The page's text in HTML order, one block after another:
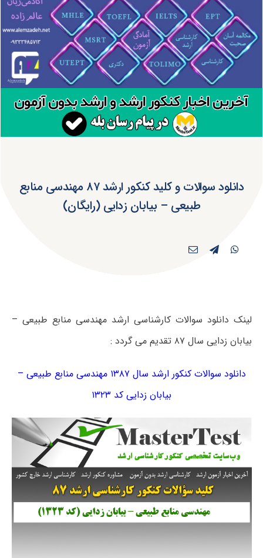
دانلود سوالات و کلید کنکور ارشد ۸۷ مهندسی منابع
طبیعی – بیابان زدایی (رایگان)
لینک دانلود سوالات کارشناسی ارشد مهندسی منابع طبیعی –
بیابان زدایی سال ۸۷ تقدیم می گردد :
دانلود سوالات کنکور ارشد سال ۱۳۸۷ مهندسی منابع طبیعی –
بیابان زدایی کد ۱۳۲۳